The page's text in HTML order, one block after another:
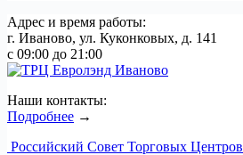
Адрес и время работы:
г. Иваново, ул. Куконковых, д. 141
с 09:00 до 21:00
Наши контакты:
Подробнее →
Российский Совет Торговых Центров